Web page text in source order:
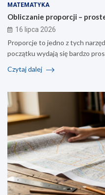
MATEMATYKA
Obliczanie proporcji –
16 lipca 2026
Proporcje to jedno z tych
początku wydają się bardzo
Czytaj dalej